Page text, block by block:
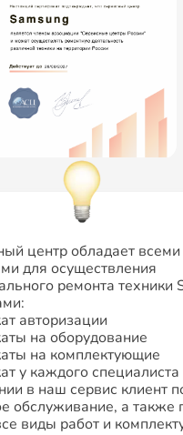
центр обладает всеми
для осуществления
ремонта техники
авторизации
на оборудование
на комплектующие
у каждого специалиста
в наш сервис клиент
обслуживание, а также
виды работ и